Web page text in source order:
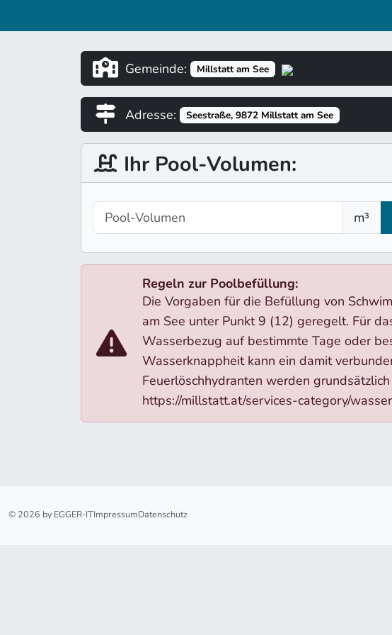
Gemeinde: Millstatt am See
Adresse: Seestraße, 9872 Millstatt am See
Ihr Pool-Volumen:
m³
Regeln zur Poolbefüllung:
Die Vorgaben für die Befüllung von
am See unter Punkt 9 (12) geregelt. Für
Wasserbezug auf bestimmte Tage oder
Wasserknappheit kann ein damit
Feuerlöschhydranten werden
https://millstatt.at/services-category/
© 2026 by EGGER-ITImpressumDatenschutz